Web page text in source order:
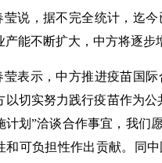
莹说，据不完全统计，迄
产能不断扩大，中方将逐步
莹表示，中方推进疫苗国
以切实努力践行疫苗作为
计划”洽谈合作事宜，我们
和可负担性作出贡献。同